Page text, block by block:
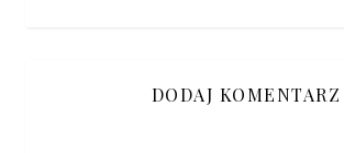
DODAJ KOMENTARZ